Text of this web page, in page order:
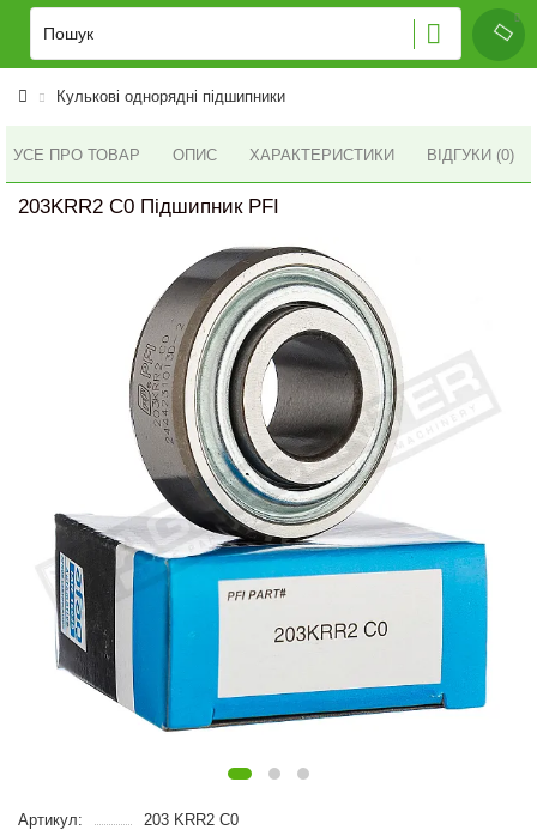
Кулькові однорядні підшипники
УСЕ ПРО ТОВАР ОПИС ХАРАКТЕРИСТИКИ ВІДГУКИ (0)
203KRR2 C0 Підшипник PFI
Артикул:
203 KRR2 C0